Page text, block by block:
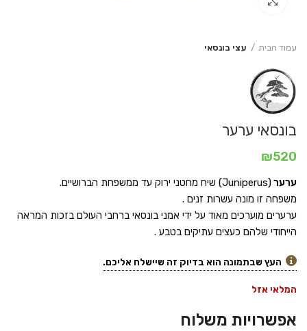
עמוד הבית עצי בונסאי
בונסאי ערער
₪520
ערער(Juniperus) שיח מחטני ירוק עד ממשפחת הברושיים.
משפחה זו מונה עשרות זנים .
ערערים מוערכים מאוד על ידי אמני בונסאי ברחבי העולם בזכות המראה
הייחודי שלהם כעצים עתיקים בטבע .
העץ שבתמונה הוא בדיוק זה שיישלח אליכם.
המלאי אזל
אפשרויות משלוח